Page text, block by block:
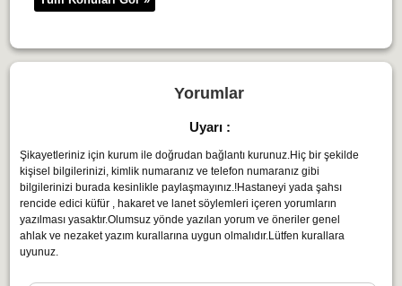
Yorumlar
Uyarı :
Şikayetleriniz için kurum ile doğrudan bağlantı kurunuz.Hiç bir şekilde
kişisel bilgilerinizi, kimlik numaranız ve telefon numaranız gibi
bilgilerinizi burada kesinlikle paylaşmayınız.!Hastaneyi yada şahsı
rencide edici küfür , hakaret ve lanet söylemleri içeren yorumların
yazılması yasaktır.Olumsuz yönde yazılan yorum ve öneriler genel
ahlak ve nezaket yazım kurallarına uygun olmalıdır.Lütfen kurallara
uyunuz.